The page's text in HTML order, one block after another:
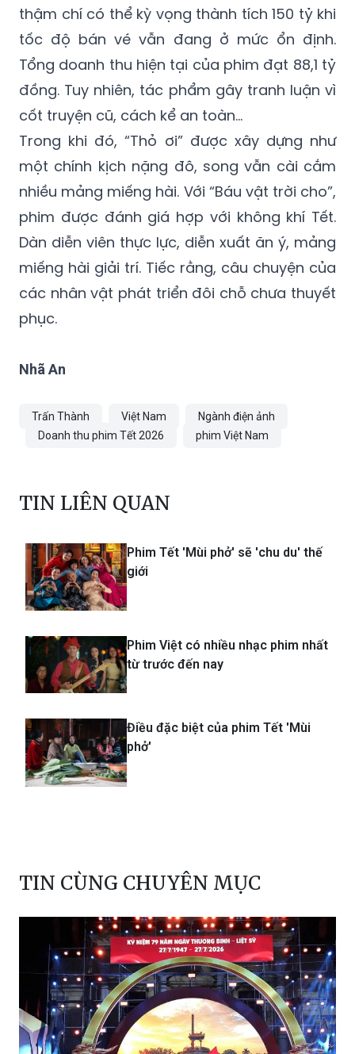
thậm chí có thể kỳ vọng thành tích 150 tỷ khi
tốc độ bán vé vẫn đang ở mức ổn định.
Tổng doanh thu hiện tại của phim đạt 88,1 tỷ
đồng. Tuy nhiên, tác phẩm gây tranh luận vì
cốt truyện cũ, cách kể an toàn...
Trong khi đó, “Thỏ ơi” được xây dựng như
một chính kịch nặng đô, song vẫn cài cắm
nhiều mảng miếng hài. Với “Báu vật trời cho”,
phim được đánh giá hợp với không khí Tết.
Dàn diễn viên thực lực, diễn xuất ăn ý, mảng
miếng hài giải trí. Tiếc rằng, câu chuyện của
các nhân vật phát triển đôi chỗ chưa thuyết
phục.
Nhã An
Trấn Thành Việt Nam
Ngành điện ảnh
Doanh thu phim Tết 2026
phim Việt Nam
TIN LIÊN QUAN
Phim Tết 'Mùi phở' sẽ 'chu du' thế
giới
Phim Việt có nhiều nhạc phim nhất
từ trước đến nay
Điều đặc biệt của phim Tết 'Mùi
phở'
TIN CÙNG CHUYÊN MỤC